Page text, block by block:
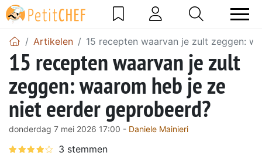
Artikelen 15 recepten waarvan je zult zeggen:
15 recepten waarvan je zult
zeggen: waarom heb je ze
niet eerder geprobeerd?
donderdag 7 mei 2026 17:00 - Daniele Mainieri